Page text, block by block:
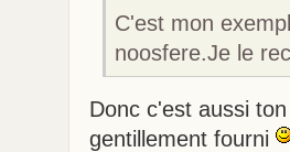
C'est mon
noosfere.Je le
Donc c'est aussi
gentillement fourni